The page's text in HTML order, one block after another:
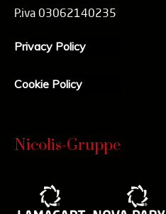
P.iva 03062140235
Privacy Policy
Cookie Policy
Nicolis-Gruppe